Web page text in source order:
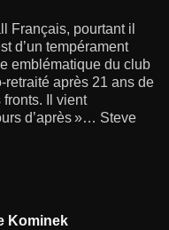
Français, pourtant il
d’un tempérament
emblématique du club
retraité après 21 ans de
Il vient
d’après »… Steve
Kominek